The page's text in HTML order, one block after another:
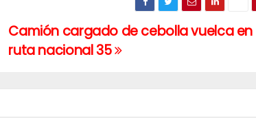
Camión cargado de cebolla vuelca en
ruta nacional 35